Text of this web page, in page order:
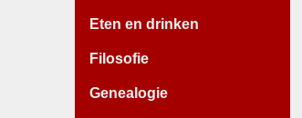
Eten en drinken
Filosofie
Genealogie